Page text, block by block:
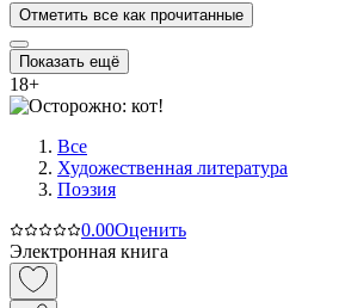
Отметить все как прочитанные
Показать ещё
18+
Все
Художественная литература
Поэзия
0.00Оценить
Электронная книга